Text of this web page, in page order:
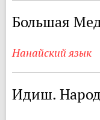
Большая
Нанайский язык
Идиш.